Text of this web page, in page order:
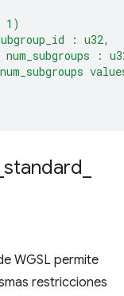
1)
: u32,
num_subgroups :
standard
WGSL permite
restricciones